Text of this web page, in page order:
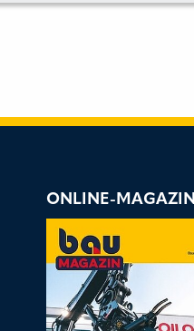
ONLINE-MAGAZIN